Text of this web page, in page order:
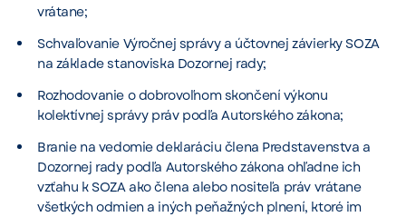
vrátane;
Schvaľovanie Výročnej správy a účtovnej závierky SOZA
na základe stanoviska Dozornej rady;
Rozhodovanie o dobrovoľnom skončení výkonu
kolektívnej správy práv podľa Autorského zákona;
Branie na vedomie deklaráciu člena Predstavenstva a
Dozornej rady podľa Autorského zákona ohľadne ich
vzťahu k SOZA ako člena alebo nositeľa práv vrátane
všetkých odmien a iných peňažných plnení, ktoré im